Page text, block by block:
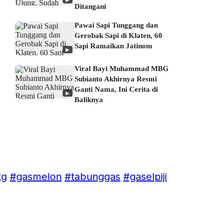
#gasmelon #tabunggas #gaselpiji
Ditangani
▶
Pawai Sapi Tunggang dan
Gerobak Sapi di Klaten, 60
Sapi Ramaikan Jatinom
▶
Viral Bayi Muhammad MBG
Subianto Akhirnya Resmi
Ganti Nama, Ini Cerita di
Baliknya